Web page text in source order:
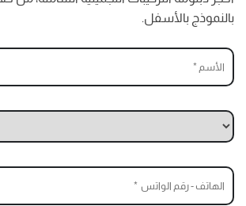
بالنموذج بالأسفل.